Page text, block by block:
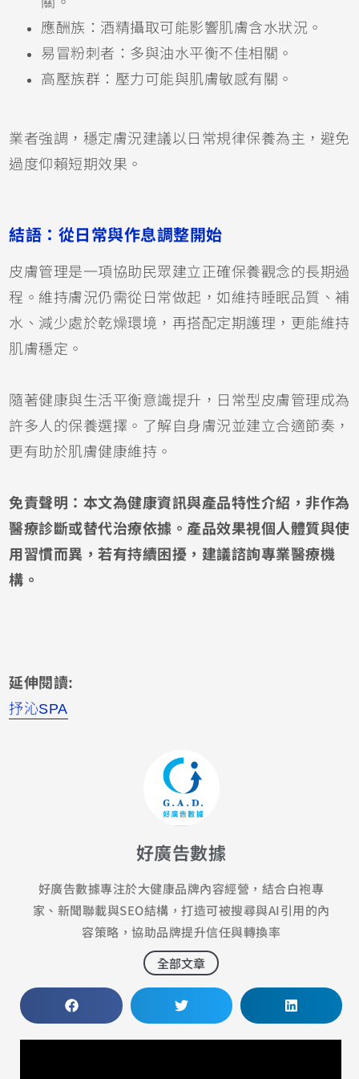
應酬族：酒精攝取可能影響肌膚含水狀況。
易冒粉刺者：多與油水平衡不佳相關。
高壓族群：壓力可能與肌膚敏感有關。
業者強調，穩定膚況建議以日常規律保養為主，避免
過度仰賴短期效果。
結語：從日常與作息調整開始
皮膚管理是一項協助民眾建立正確保養觀念的長期過
程。維持膚況仍需從日常做起，如維持睡眠品質、補
水、減少處於乾燥環境，再搭配定期護理，更能維持
肌膚穩定。
隨著健康與生活平衡意識提升，日常型皮膚管理成為
許多人的保養選擇。了解自身膚況並建立合適節奏，
更有助於肌膚健康維持。
免責聲明：本文為健康資訊與產品特性介紹，非作為
醫療診斷或替代治療依據。產品效果視個人體質與使
用習慣而異，若有持續困擾，建議諮詢專業醫療機
構。
延伸閱讀:
抒沁SPA
好廣告數據
好廣告數據專注於大健康品牌內容經營，結合白袍專
家、新聞聯載與SEO結構，打造可被搜尋與AI引用的內
容策略，協助品牌提升信任與轉換率
全部文章